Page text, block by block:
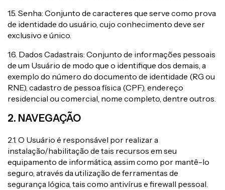
1.5. Senha: Conjunto de caracteres que serve como prova
de identidade do usuário, cujo conhecimento deve ser
exclusivo e único.
1.6. Dados Cadastrais: Conjunto de informações pessoais
de um Usuário de modo que o identifique dos demais, a
exemplo do número do documento de identidade (RG ou
RNE), cadastro de pessoa física (CPF), endereço
residencial ou comercial, nome completo, dentre outros.
2. NAVEGAÇÃO
2.1. O Usuário é responsável por realizar a
instalação/habilitação de tais recursos em seu
equipamento de informática, assim como por mantê-lo
seguro, através da utilização de ferramentas de
segurança lógica, tais como antivírus e firewall pessoal.